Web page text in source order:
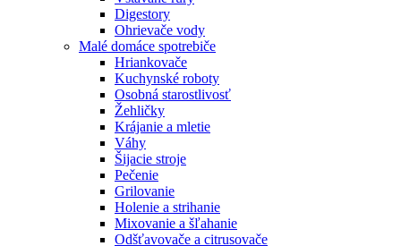
Digestory
Ohrievače vody
Malé domáce spotrebiče
Hriankovače
Kuchynské roboty
Osobná starostlivosť
Žehličky
Krájanie a mletie
Váhy
Šijacie stroje
Pečenie
Grilovanie
Holenie a strihanie
Mixovanie a šľahanie
Odšťavovače a citrusovače